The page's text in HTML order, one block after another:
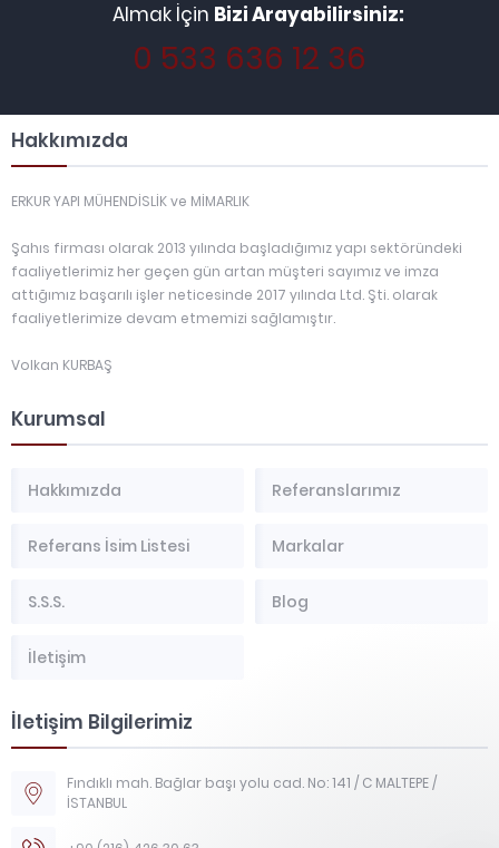
Almak İçin Bizi Arayabilirsiniz:
0 533 636 12 36
Hakkımızda
ERKUR YAPI MÜHENDİSLİK ve MİMARLIK
Şahıs firması olarak 2013 yılında başladığımız yapı sektöründeki
faaliyetlerimiz her geçen gün artan müşteri sayımız ve imza
attığımız başarılı işler neticesinde 2017 yılında Ltd. Şti. olarak
faaliyetlerimize devam etmemizi sağlamıştır.
Volkan KURBAŞ
Kurumsal
Hakkımızda Referanslarımız
Referans İsim Listesi Markalar
S.S.S. Blog
İletişim
İletişim Bilgilerimiz
Fındıklı mah. Bağlar başı yolu cad. No: 141 / C MALTEPE /
İSTANBUL